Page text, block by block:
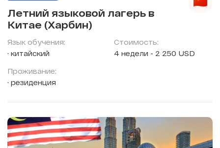
Летний языковой лагерь в
Китае (Харбин)
Язык обучения:
китайский
Проживание:
резиденция
Стоимость:
4 недели - 2 250 USD